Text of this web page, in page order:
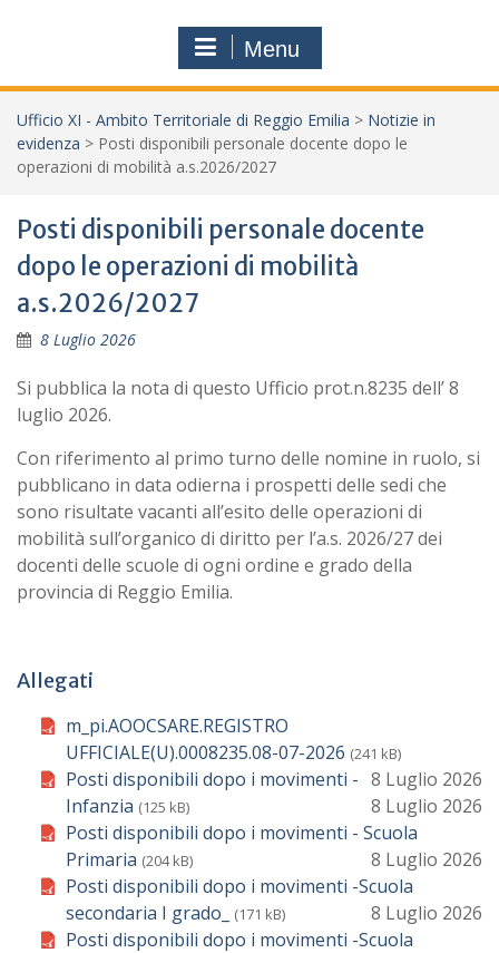
Menu
Ufficio XI - Ambito Territoriale di Reggio Emilia > Notizie in
evidenza > Posti disponibili personale docente dopo le
operazioni di mobilità a.s.2026/2027
Posti disponibili personale docente
dopo le operazioni di mobilità
a.s.2026/2027
8 Luglio 2026
Si pubblica la nota di questo Ufficio prot.n.8235 dell’ 8
luglio 2026.
Con riferimento al primo turno delle nomine in ruolo, si
pubblicano in data odierna i prospetti delle sedi che
sono risultate vacanti all’esito delle operazioni di
mobilità sull’organico di diritto per l’a.s. 2026/27 dei
docenti delle scuole di ogni ordine e grado della
provincia di Reggio Emilia.
Allegati
m_pi.AOOCSARE.REGISTRO
UFFICIALE(U).0008235.08-07-2026 (241 kB)
8 Luglio 2026
Posti disponibili dopo i movimenti -
Infanzia (125 kB)
8 Luglio 2026
Posti disponibili dopo i movimenti - Scuola
Primaria (204 kB)
8 Luglio 2026
Posti disponibili dopo i movimenti -Scuola
secondaria I grado_
(171 kB)
8 Luglio 2026
Posti disponibili dopo i movimenti -Scuola